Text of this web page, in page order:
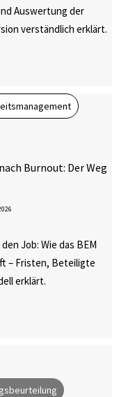
Auswertung der
verständlich erklärt.
Burnout: Der Weg
Job: Wie das BEM
– Fristen, Beteiligte
erklärt.